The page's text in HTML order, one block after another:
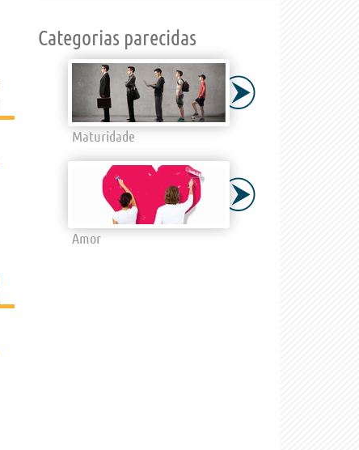
Categorias parecidas
Maturidade
Amor